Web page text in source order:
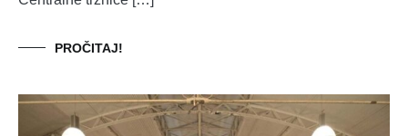
PROČITAJ!